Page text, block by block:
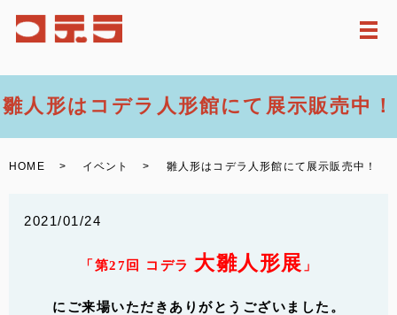
メ
雛人形はコデラ人形館にて展示販売中！
HOME イベント 雛人形はコデラ人形館にて展示販売中！
2021/01/24
「第27回 コデラ 大雛人形展 」
にご来場いただきありがとうございました。